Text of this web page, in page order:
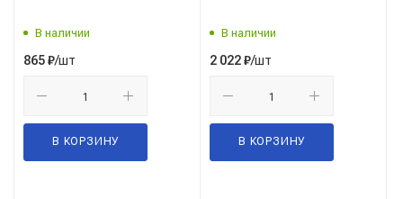
В наличии
865₽/шт
В КОРЗИНУ
В наличии
2 022₽/шт
В КОРЗИНУ